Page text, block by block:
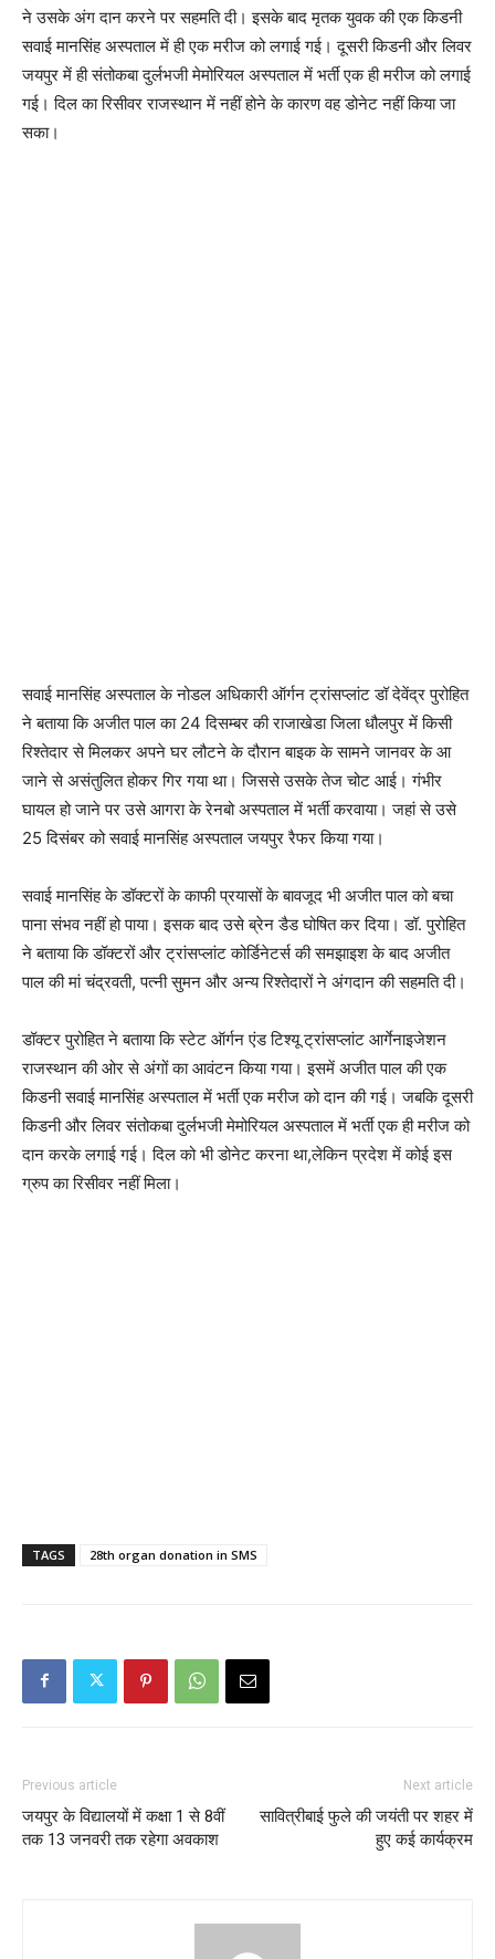
ने उसके अंग दान करने पर सहमति दी। इसके बाद मृतक युवक की एक किडनी
सवाई मानसिंह अस्पताल में ही एक मरीज को लगाई गई। दूसरी किडनी और लिवर
जयपुर में ही संतोकबा दुर्लभजी मेमोरियल अस्पताल में भर्ती एक ही मरीज को लगाई
गई। दिल का रिसीवर राजस्थान में नहीं होने के कारण वह डोनेट नहीं किया जा
सका।
सवाई मानसिंह अस्पताल के नोडल अधिकारी ऑर्गन ट्रांसप्लांट डॉ देवेंद्र पुरोहित
ने बताया कि अजीत पाल का 24 दिसम्बर की राजाखेडा जिला धौलपुर में किसी
रिश्तेदार से मिलकर अपने घर लौटने के दौरान बाइक के सामने जानवर के आ
जाने से असंतुलित होकर गिर गया था। जिससे उसके तेज चोट आई। गंभीर
घायल हो जाने पर उसे आगरा के रेनबो अस्पताल में भर्ती करवाया। जहां से उसे
25 दिसंबर को सवाई मानसिंह अस्पताल जयपुर रैफर किया गया।
सवाई मानसिंह के डॉक्टरों के काफी प्रयासों के बावजूद भी अजीत पाल को बचा
पाना संभव नहीं हो पाया। इसक बाद उसे ब्रेन डैड घोषित कर दिया। डॉ. पुरोहित
ने बताया कि डॉक्टरों और ट्रांसप्लांट कोर्डिनेटर्स की समझाइश के बाद अजीत
पाल की मां चंद्रवती, पत्नी सुमन और अन्य रिश्तेदारों ने अंगदान की सहमति दी।
डॉक्टर पुरोहित ने बताया कि स्टेट ऑर्गन एंड टिश्यू ट्रांसप्लांट आर्गेनाइजेशन
राजस्थान की ओर से अंगों का आवंटन किया गया। इसमें अजीत पाल की एक
किडनी सवाई मानसिंह अस्पताल में भर्ती एक मरीज को दान की गई। जबकि दूसरी
किडनी और लिवर संतोकबा दुर्लभजी मेमोरियल अस्पताल में भर्ती एक ही मरीज को
दान करके लगाई गई। दिल को भी डोनेट करना था,लेकिन प्रदेश में कोई इस
ग्रुप का रिसीवर नहीं मिला।
TAGS 28th organ donation in SMS
Previous article
जयपुर के विद्यालयों में कक्षा 1 से 8वीं
तक 13 जनवरी तक रहेगा अवकाश
Next article
सावित्रीबाई फुले की जयंती पर शहर में
हुए कई कार्यक्रम